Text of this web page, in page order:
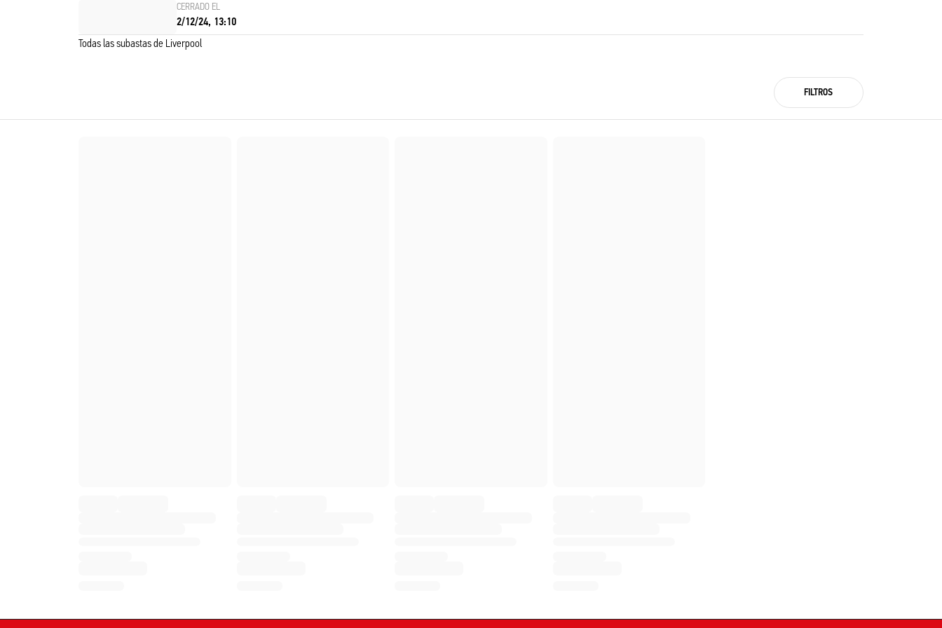
CERRADO EL
2/12/24, 13:10
Todas las subastas de Liverpool
FILTROS